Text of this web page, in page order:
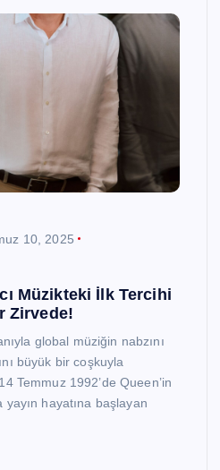
10, 2025
Müzikteki İlk Tercihi
Zirvede!
global müziğin nabzını
büyük bir coşkuyla
Temmuz 1992’de Queen’in
yayın hayatına başlayan